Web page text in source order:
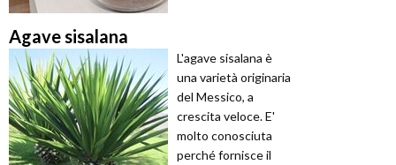
Agave sisalana
L'agave sisalana è
una varietà originaria
del Messico, a
crescita veloce. E'
molto conosciuta
perché fornisce il